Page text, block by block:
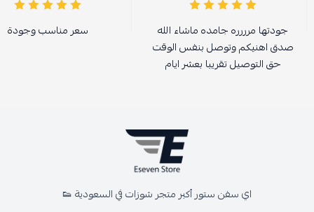
جودتها مرررره جامده ماشاء الله
صدق اهنيكم وتوصل بنفس الوقت
حق التوصيل تقريبا بعشر ايام
سعر مناسب وجودة
اي سفن ستور أكبر متجر شوزات في السعودية 👟